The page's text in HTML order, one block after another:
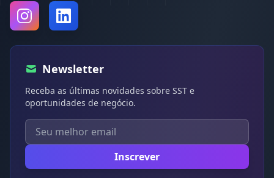
Newsletter
Receba as últimas novidades sobre SST e
oportunidades de negócio.
Inscrever